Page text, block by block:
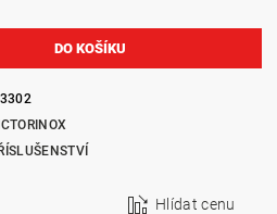
Hlídat cenu